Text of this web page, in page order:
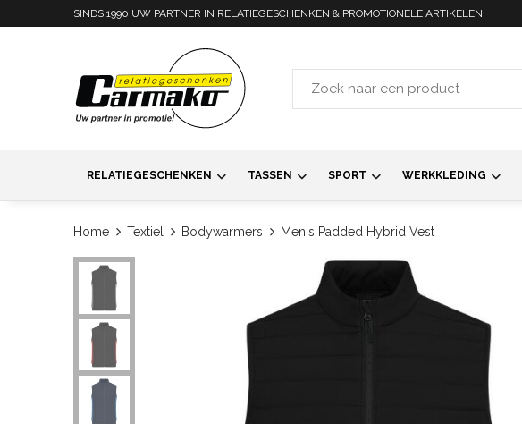
SINDS 1990 UW PARTNER IN RELATIEGESCHENKEN & PROMOTIONELE ARTIKELEN
RELATIEGESCHENKEN TASSEN SPORT WERKKLEDING
Home Textiel Bodywarmers Men's Padded Hybrid Vest